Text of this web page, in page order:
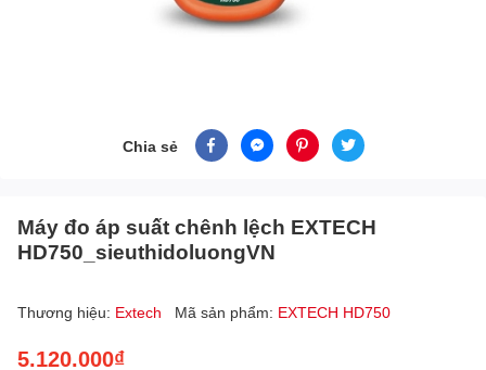
Chia sẻ
Máy đo áp suất chênh lệch EXTECH
HD750_sieuthidoluongVN
Thương hiệu: Extech Mã sản phẩm: EXTECH HD750
5.120.000₫